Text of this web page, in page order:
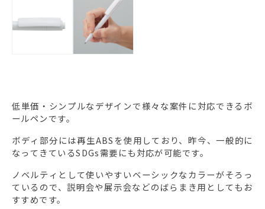
低単価・シンプルなデザインで様々な案件に対応できるボ
ールペンです。
ボディ部分には再生ABSを使用しており、昨今、一般的に
なってきているSDGs需要にも対応が可能です。
ノベルティとして使いやすいベーシックなカラーがそろっ
ているので、説明会や展示会などのばらまき用としてもお
すすめです。